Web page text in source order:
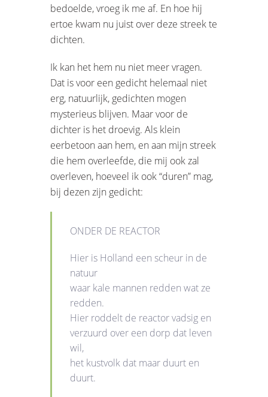
bedoelde, vroeg ik me af. En hoe hij
ertoe kwam nu juist over deze streek te
dichten.
Ik kan het hem nu niet meer vragen.
Dat is voor een gedicht helemaal niet
erg, natuurlijk, gedichten mogen
mysterieus blijven. Maar voor de
dichter is het droevig. Als klein
eerbetoon aan hem, en aan mijn streek
die hem overleefde, die mij ook zal
overleven, hoeveel ik ook “duren” mag,
bij dezen zijn gedicht:
ONDER DE REACTOR
Hier is Holland een scheur in de
natuur
waar kale mannen redden wat ze
redden.
Hier roddelt de reactor vadsig en
verzuurd over een dorp dat leven
wil,
het kustvolk dat maar duurt en
duurt.